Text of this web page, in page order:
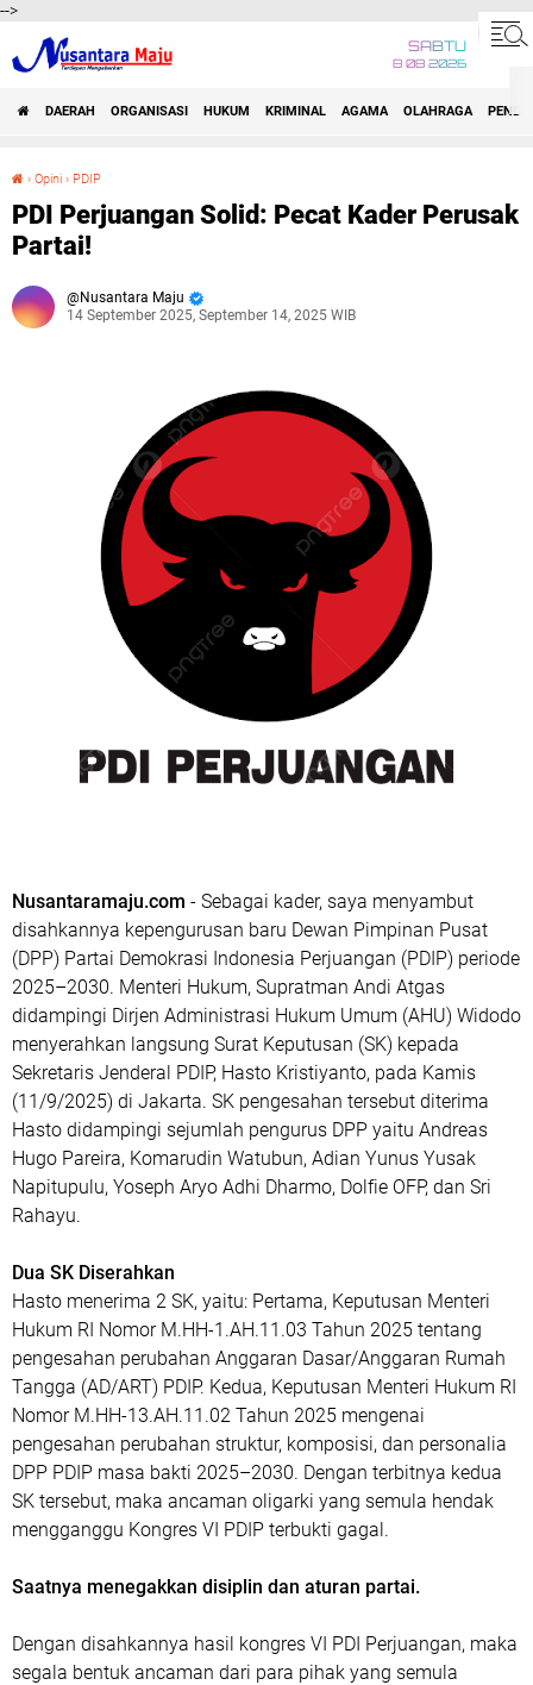
-->
SABTU
8 08 2026
DAERAH ORGANISASI HUKUM KRIMINAL AGAMA OLAHRAGA
› Opini › PDIP
PDI Perjuangan Solid: Pecat Kader Perusak
Partai!
Nusantara Maju
14 September 2025, September 14, 2025 WIB
Nusantaramaju.com - Sebagai kader, saya menyambut
disahkannya kepengurusan baru Dewan Pimpinan Pusat
(DPP) Partai Demokrasi Indonesia Perjuangan (PDIP) periode
2025–2030. Menteri Hukum, Supratman Andi Atgas
didampingi Dirjen Administrasi Hukum Umum (AHU) Widodo
menyerahkan langsung Surat Keputusan (SK) kepada
Sekretaris Jenderal PDIP, Hasto Kristiyanto, pada Kamis
(11/9/2025) di Jakarta. SK pengesahan tersebut diterima
Hasto didampingi sejumlah pengurus DPP yaitu Andreas
Hugo Pareira, Komarudin Watubun, Adian Yunus Yusak
Napitupulu, Yoseph Aryo Adhi Dharmo, Dolfie OFP, dan Sri
Rahayu.
Dua SK Diserahkan
Hasto menerima 2 SK, yaitu: Pertama, Keputusan Menteri
Hukum RI Nomor M.HH-1.AH.11.03 Tahun 2025 tentang
pengesahan perubahan Anggaran Dasar/Anggaran Rumah
Tangga (AD/ART) PDIP. Kedua, Keputusan Menteri Hukum RI
Nomor M.HH-13.AH.11.02 Tahun 2025 mengenai
pengesahan perubahan struktur, komposisi, dan personalia
DPP PDIP masa bakti 2025–2030. Dengan terbitnya kedua
SK tersebut, maka ancaman oligarki yang semula hendak
mengganggu Kongres VI PDIP terbukti gagal.
Saatnya menegakkan disiplin dan aturan partai.
Dengan disahkannya hasil kongres VI PDI Perjuangan, maka
segala bentuk ancaman dari para pihak yang semula